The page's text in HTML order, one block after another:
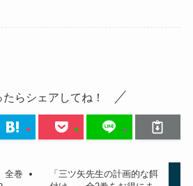
たらシェアしてね！
全巻
「三ツ矢先生の計画的な餌